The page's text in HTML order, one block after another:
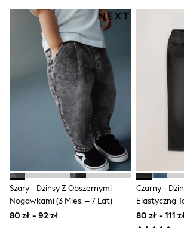
Sweatshirts & Hoodies
Knitwear
Tops
Coats & Jackets
Jeans
Nightwear & Pyjamas
Swimwear
Suits & Waistcoats
Multipacks
All Holiday Shop
Tops & T-Shirts
Shorts
Sandals & Sliders
Rash Vests
Sun Safe Swimwear
Sun Hats & Caps
All Footwear
New In
Boots
Half Sizes
Szary - Dżinsy Z Obszernymi
Nogawkami (3 Mies. – 7 Lat)
80 zł - 92 zł
Czarny -
Elastyczną
80 zł - 111